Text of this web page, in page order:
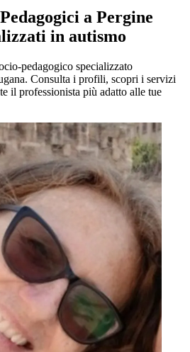
a Pergine
in autismo
pedagogico specializzato
Consulta i profili, scopri i servizi
il professionista più adatto alle tue